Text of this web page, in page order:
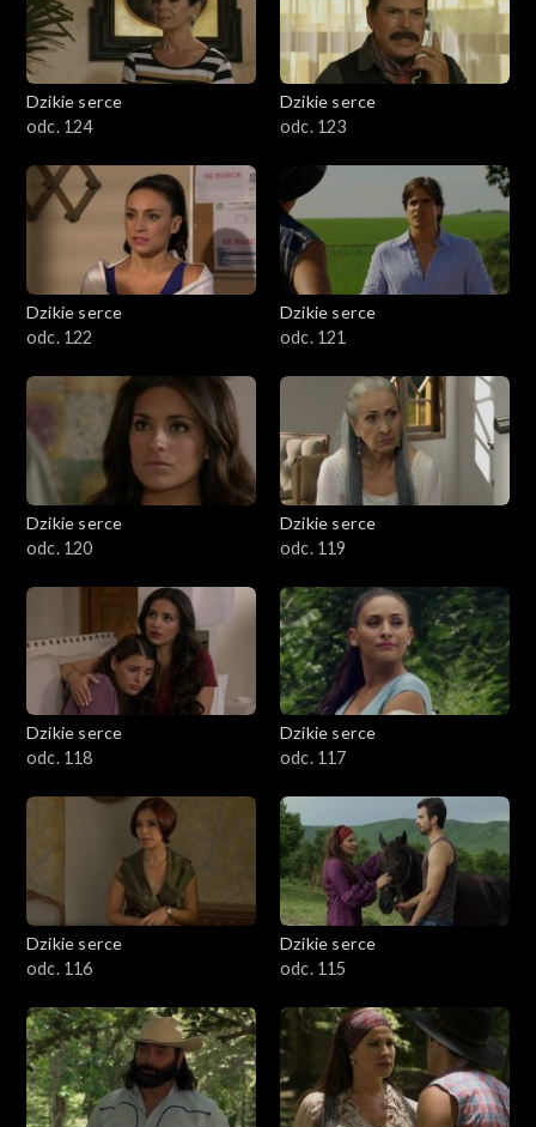
Dzikie serce
odc. 124
Dzikie serce
odc. 123
Dzikie serce
odc. 122
Dzikie serce
odc. 121
Dzikie serce
odc. 120
Dzikie serce
odc. 119
Dzikie serce
odc. 118
Dzikie serce
odc. 117
Dzikie serce
odc. 116
Dzikie serce
odc. 115